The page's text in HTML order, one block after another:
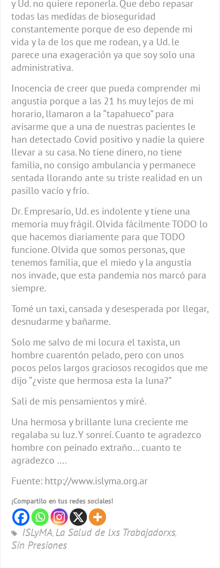
y Ud. no quiere reponerla. Que debo repasar
todas las medidas de bioseguridad
constantemente porque de eso depende mi
vida y la de los que me rodean, y a Ud. le
parece una exageración ya que soy solo una
administrativa.
Inocencia de creer que pueda comprender mi
angustia porque a las 21 hs muy lejos de mi
horario, llamaron a la “tapahueco” para
avisarme que a una de nuestras pacientes le
han detectado Covid positivo y nadie la quiere
llevar a su casa. No tiene dinero, no tiene
familia, no consigo ambulancia y permanece
sentada llorando ante su triste realidad en un
pasillo vacío y frío.
Dr. Empresario, Ud. es indolente y tiene una
memoria muy frágil. Olvida fácilmente TODO lo
que hacemos diariamente para que TODO
funcione. Olvida que somos personas, que
tenemos familia, que el miedo y la angustia
nos invade, que esta pandemia nos marcó para
siempre.
Tomé un taxi, cansada y desesperada por llegar,
desnudarme y bañarme.
Solo me salvo de mi locura el taxista, un
hombre cuarentón pelado, pero con unos
pocos pelos largos graciosos recogidos que me
dijo “¿viste que hermosa esta la luna?”
Sali de mis pensamientos y miré.
Una hermosa y brillante luna creciente me
regalaba su luz. Y sonreí. Cuanto te agradezco
hombre con peinado extraño… cuanto te
agradezco ….
Fuente: http://www.islyma.org.ar
¡Compartilo en tus redes sociales!
ISLyMA, La Salud de lxs Trabajadorxs,
Sin Presiones